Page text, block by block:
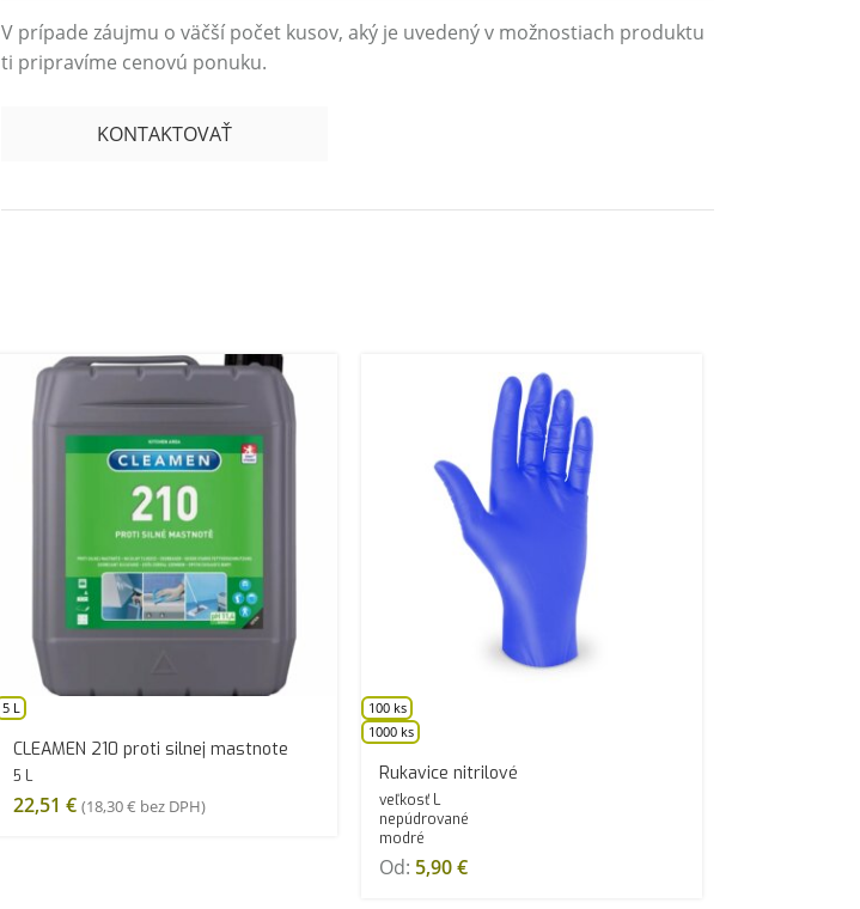
V prípade záujmu o väčší počet kusov, aký je uvedený v možnostiach produktu
ti pripravíme cenovú ponuku.
KONTAKTOVAŤ
5 L
CLEAMEN 210 proti silnej mastnote
5 L
22,51 € (18,30€ bez DPH)
100 ks
1000 ks
Rukavice nitrilové
veľkosť L
nepúdrované
modré
Od: 5,90€